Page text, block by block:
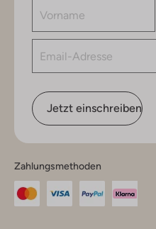
Jetzt einschreiben
Zahlungsmethoden